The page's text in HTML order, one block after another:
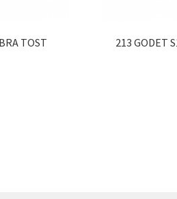
TOST
213 GODET